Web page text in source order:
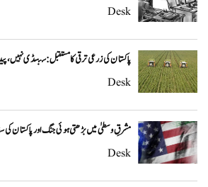
Desk
پاکستان کی زرعی ترقی کا مستقبل: سبسڈی نہیں،
Desk
مشرقِ وسطیٰ میں بڑھتی ہوئی جنگ اور پاکستان کی
Desk